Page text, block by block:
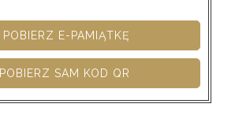
POBIERZ E-PAMIĄTKĘ
POBIERZ SAM KOD QR